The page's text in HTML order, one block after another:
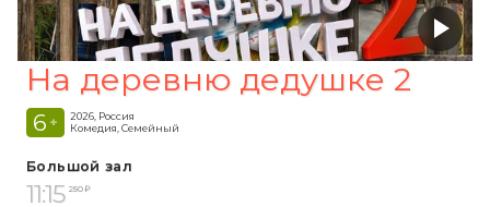
На деревню дедушке 2
6 +
2026, Россия
Комедия, Семейный
Большой зал
11:15 250 ₽